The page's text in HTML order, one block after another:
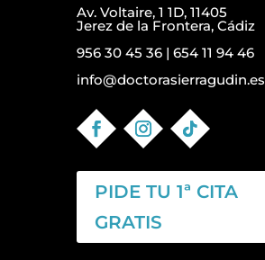
Av. Voltaire, 1 1D, 11405
Jerez de la Frontera, Cádiz
956 30 45 36| 654 11 94 46
info@doctorasierragudin.es
PIDE TU 1ª CITA
GRATIS